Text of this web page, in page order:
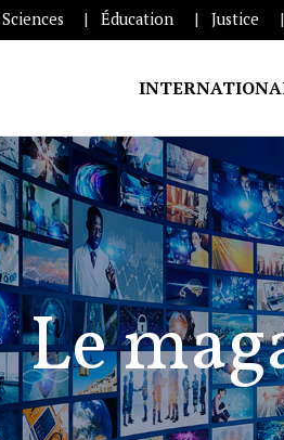
Sciences Éducation Justice
Le